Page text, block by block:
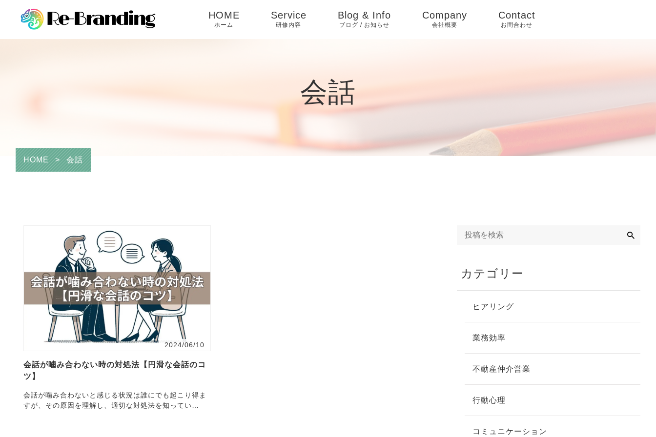
HOME
ホーム
Service
研修内容
Blog & Info
ブログ / お知らせ
Company
会社概要
Contact
お問合わせ
会話
HOME > 会話
2024/06/10
会話が噛み合わない時の対処法【円滑な会話のコ
ツ】
会話が噛み合わないと感じる状況は誰にでも起こり得ま
すが、その原因を理解し、適切な対処法を知ってい
カテゴリー
ヒアリング
業務効率
不動産仲介営業
行動心理
コミュニケーション